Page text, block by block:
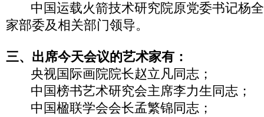
中国运载火箭技术研究院原党委书记杨全
家部委及相关部门领导。
三、出席今天会议的艺术家有：
央视国际画院院长赵立凡同志；
中国榜书艺术研究会主席李力生同志；
中国楹联学会会长孟繁锦同志；